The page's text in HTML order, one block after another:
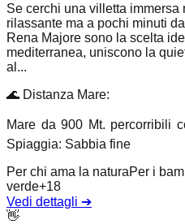
Se cerchi una villetta immersa
rilassante ma a pochi minuti
Rena Majore sono la scelta
mediterranea, uniscono la
al...
🌊 Distanza Mare:
Mare da 900 Mt. percorribili
Spiaggia: Sabbia fine
Per chi ama la naturaPer i
verde+18
Vedi dettagli ➔
👋